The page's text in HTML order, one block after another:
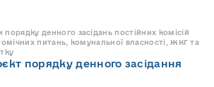
денного засідань постійних комісій
питань, комунальної власності, ЖКГ та
порядку денного засідання